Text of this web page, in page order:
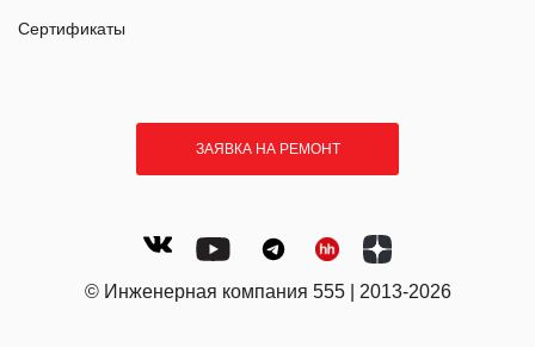
Сертификаты
ЗАЯВКА НА РЕМОНТ
© Инженерная компания 555 | 2013-2026